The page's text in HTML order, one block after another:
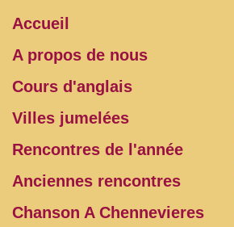
Accueil
A propos de nous
Cours d'anglais
Villes jumelées
Rencontres de l'année
Anciennes rencontres
Chanson A Chennevieres